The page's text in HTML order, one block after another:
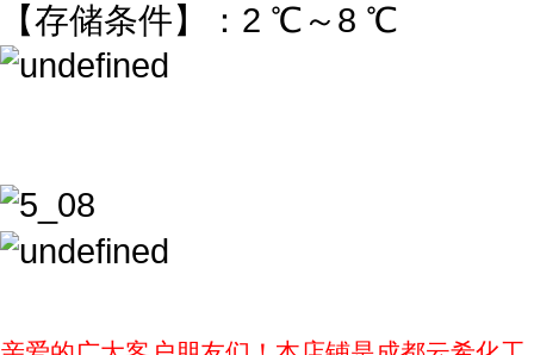
【存储条件】：2 ℃～8 ℃